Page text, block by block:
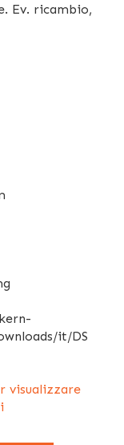
Ev. ricambio,
it/DS
visualizzare